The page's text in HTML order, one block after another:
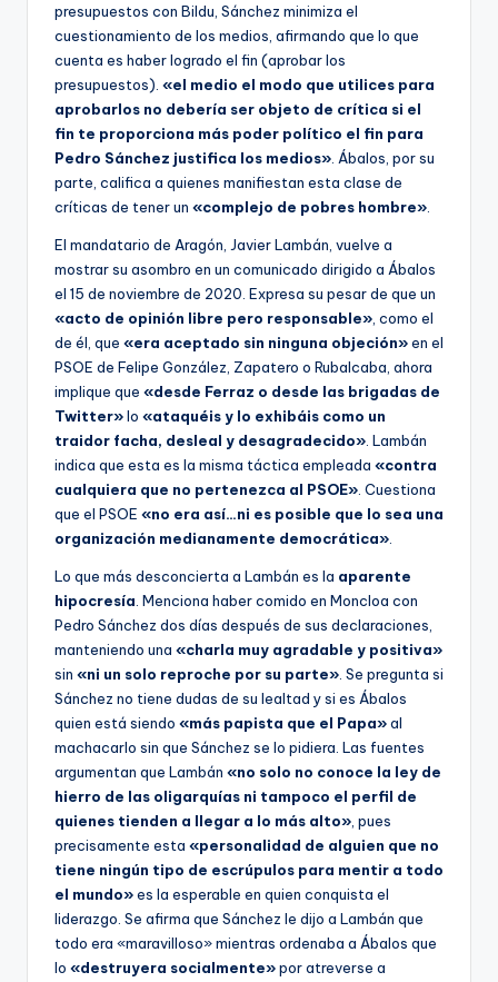
presupuestos con Bildu, Sánchez minimiza el
cuestionamiento de los medios, afirmando que lo que
cuenta es haber logrado el fin (aprobar los
presupuestos). «el medio el modo que utilices para
aprobarlos no debería ser objeto de crítica si el
fin te proporciona más poder político el fin para
Pedro Sánchez justifica los medios» . Ábalos, por su
parte, califica a quienes manifiestan esta clase de
críticas de tener un «complejo de pobres hombre»
El mandatario de Aragón, Javier Lambán, vuelve a
mostrar su asombro en un comunicado dirigido a Ábalos
el 15 de noviembre de 2020. Expresa su pesar de que un
«acto de opinión libre pero responsable» , como el
de él, que «era aceptado sin ninguna objeción»en el
PSOE de Felipe González, Zapatero o Rubalcaba, ahora
implique que «desde Ferraz o desde las brigadas de
Twitter»lo «ataquéis y lo exhibáis como un
traidor facha, desleal y desagradecido» . Lambán
indica que esta es la misma táctica empleada «contra
cualquiera que no pertenezca al PSOE» . Cuestiona
que el PSOE «no era así…ni es posible que lo sea una
organización medianamente democrática»
Lo que más desconcierta a Lambán es la aparente
hipocresía . Menciona haber comido en Moncloa con
Pedro Sánchez dos días después de sus declaraciones,
manteniendo una «charla muy agradable y positiva»
sin «ni un solo reproche por su parte» . Se pregunta si
Sánchez no tiene dudas de su lealtad y si es Ábalos
quien está siendo «más papista que el Papa»al
machacarlo sin que Sánchez se lo pidiera. Las fuentes
argumentan que Lambán «no solo no conoce la ley de
hierro de las oligarquías ni tampoco el perfil de
quienes tienden a llegar a lo más alto» , pues
precisamente esta «personalidad de alguien que no
tiene ningún tipo de escrúpulos para mentir a todo
el mundo»es la esperable en quien conquista el
liderazgo. Se afirma que Sánchez le dijo a Lambán que
todo era «maravilloso» mientras ordenaba a Ábalos que
lo «destruyera socialmente»por atreverse a